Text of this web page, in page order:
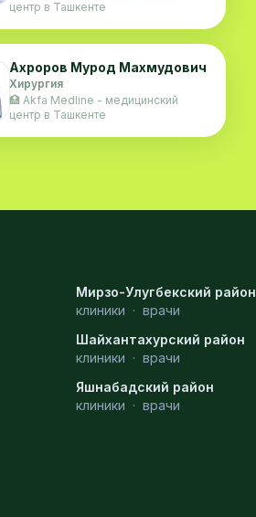
центр в Ташкенте
Ахроров Мурод Махмудович
Хирургия
🏥 Akfa Medline - медицинский
центр в Ташкенте
Мирзо-Улугбекский район
клиники · врачи
Шайхантахурский район
клиники · врачи
Яшнабадский район
клиники · врачи